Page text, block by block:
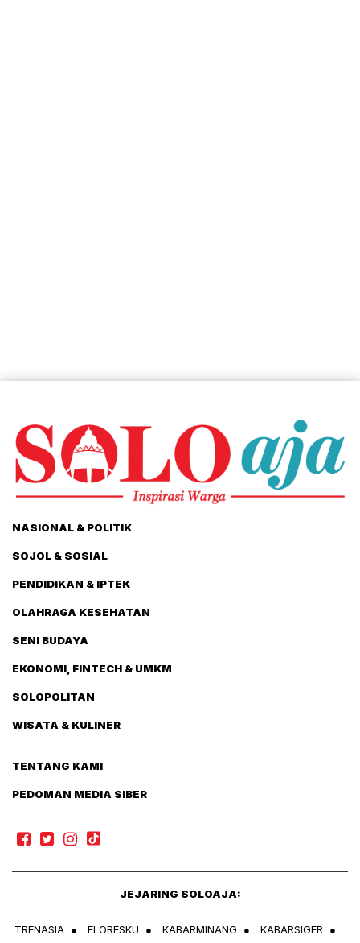
NASIONAL & POLITIK
SOJOL & SOSIAL
PENDIDIKAN & IPTEK
OLAHRAGA KESEHATAN
SENI BUDAYA
EKONOMI, FINTECH & UMKM
SOLOPOLITAN
WISATA & KULINER
TENTANG KAMI
PEDOMAN MEDIA SIBER
JEJARING SOLOAJA:
TRENASIA ● FLORESKU ● KABARMINANG ● KABARSIGER ●